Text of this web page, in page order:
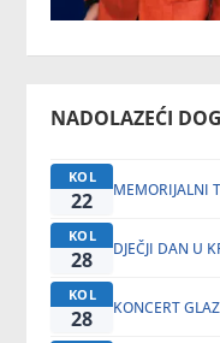
NADOLAZEĆI
KOL
22 MEMORIJALNI
KOL
28 DJEČJI DAN U
KOL
28 KONCERT